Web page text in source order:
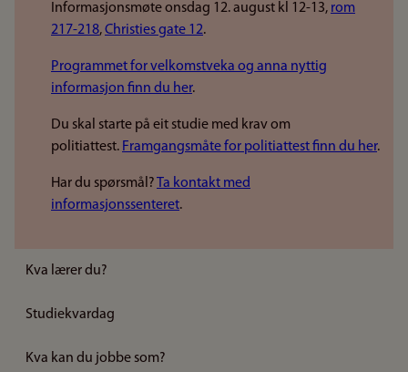
Informasjonsmøte onsdag 12. august kl 12-13, rom
217-218,Christies gate 12.
Programmet for velkomstveka og anna nyttig
informasjon finn du her.
Du skal starte på eit studie med krav om
politiattest. Framgangsmåte for politiattest finn du her.
Har du spørsmål?Ta kontakt med
informasjonssenteret.
Kva lærer du?
Studiekvardag
Kva kan du jobbe som?